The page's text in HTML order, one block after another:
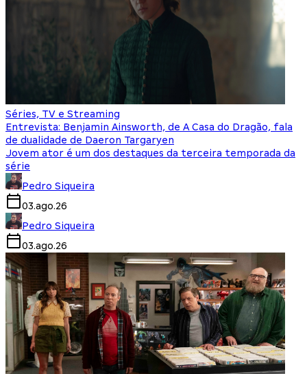
Séries, TV e Streaming
Entrevista: Benjamin Ainsworth, de A Casa do Dragão, fala
de dualidade de Daeron Targaryen
Jovem ator é um dos destaques da terceira temporada da
série
Pedro Siqueira
03.ago.26
Pedro Siqueira
03.ago.26